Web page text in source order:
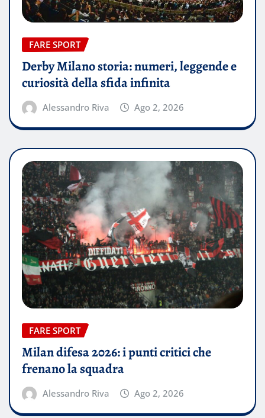
FARE SPORT
Derby Milano storia: numeri, leggende e
curiosità della sfida infinita
Alessandro Riva Ago 2, 2026
FARE SPORT
Milan difesa 2026: i punti critici che
frenano la squadra
Alessandro Riva Ago 2, 2026